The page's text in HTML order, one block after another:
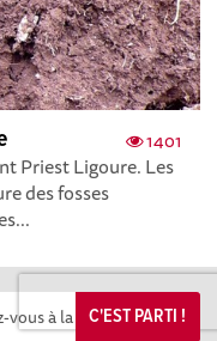
1401
Priest Ligoure. Les
des fosses
C'EST PARTI !